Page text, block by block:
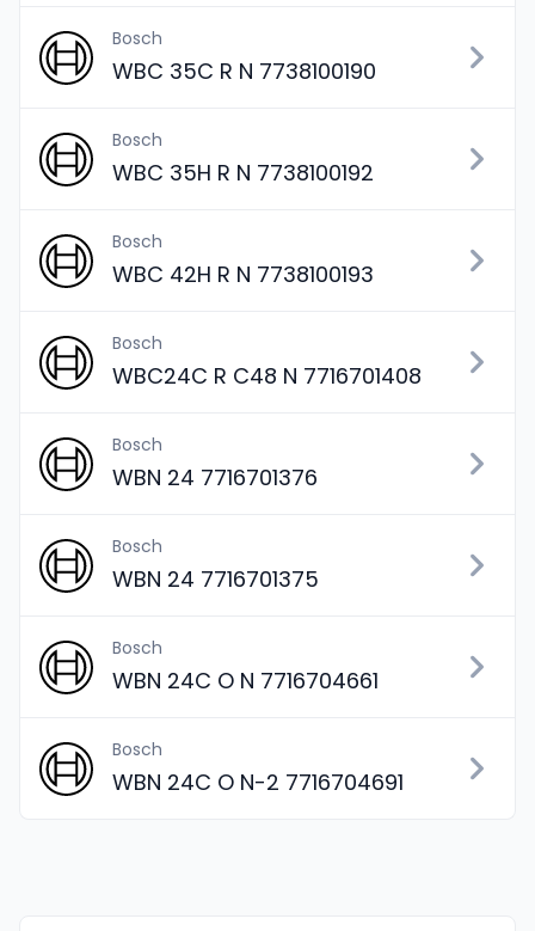
Bosch
WBC 35C R N 7738100190
Bosch
WBC 35H R N 7738100192
Bosch
WBC 42H R N 7738100193
Bosch
WBC24C R C48 N 7716701408
Bosch
WBN 24 7716701376
Bosch
WBN 24 7716701375
Bosch
WBN 24C O N 7716704661
Bosch
WBN 24C O N-2 7716704691